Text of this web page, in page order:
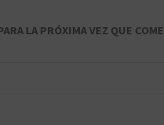
LA PRÓXIMA VEZ QUE